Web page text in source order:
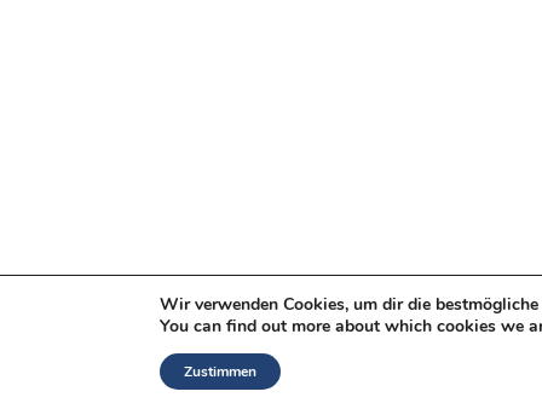
Wir verwenden Cookies, um dir die
You can find out more about which cookies we
Zustimmen